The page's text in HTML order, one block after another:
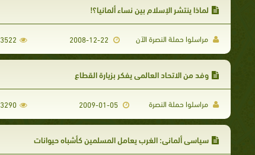
لماذا ينتشر الإسلام بين نساء ألمانيا؟!
مراسلوا حملة النصرة الآن 3522
وفد من الاتحاد العالمي يفكر بزيارة القطاع
مراسلوا حملة النصرة 3290
سياسي ألماني: الغرب يعامل المسلمين كأشباه حيوانات